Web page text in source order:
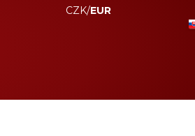
CZK/EUR